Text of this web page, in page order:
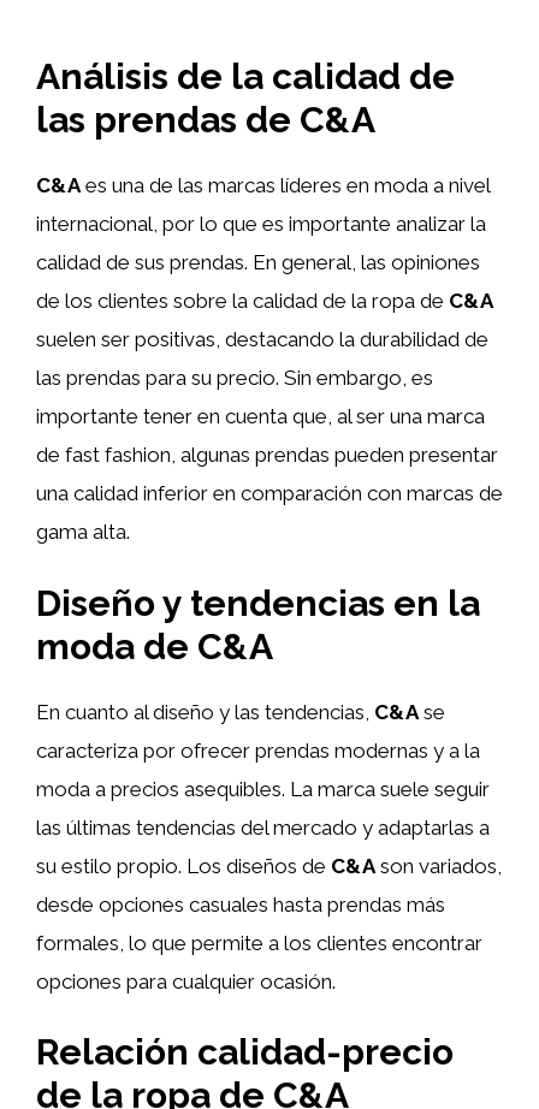
Análisis de la calidad de
las prendas de C&A
C&Aes una de las marcas líderes en moda a nivel
internacional, por lo que es importante analizar la
calidad de sus prendas. En general, las opiniones
de los clientes sobre la calidad de la ropa de C&A
suelen ser positivas, destacando la durabilidad de
las prendas para su precio. Sin embargo, es
importante tener en cuenta que, al ser una marca
de fast fashion, algunas prendas pueden presentar
una calidad inferior en comparación con marcas de
gama alta.
Diseño y tendencias en la
moda de C&A
En cuanto al diseño y las tendencias, C&A se
caracteriza por ofrecer prendas modernas y a la
moda a precios asequibles. La marca suele seguir
las últimas tendencias del mercado y adaptarlas a
su estilo propio. Los diseños de C&A son variados,
desde opciones casuales hasta prendas más
formales, lo que permite a los clientes encontrar
opciones para cualquier ocasión.
Relación calidad-precio
de la ropa de C&A